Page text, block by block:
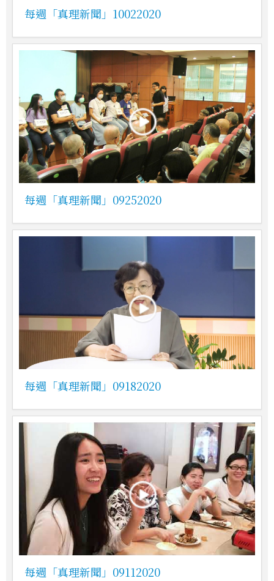
每週「真理新聞」10022020
每週「真理新聞」09252020
每週「真理新聞」09182020
每週「真理新聞」09112020